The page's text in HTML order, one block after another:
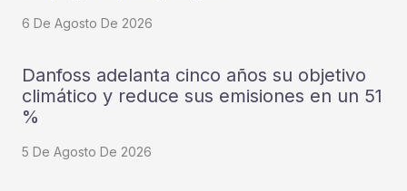
6 De Agosto De 2026
Danfoss adelanta cinco años su objetivo
climático y reduce sus emisiones en un 51
%
5 De Agosto De 2026